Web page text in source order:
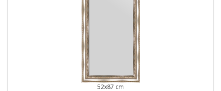
52x87 cm